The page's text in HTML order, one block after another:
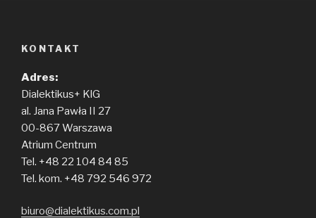
KONTAKT
Adres:
Dialektikus+ KlG
al. Jana Pawła II 27
00-867 Warszawa
Atrium Centrum
Tel. +48 22 104 84 85
Tel. kom. +48 792 546 972
biuro@dialektikus.com.pl